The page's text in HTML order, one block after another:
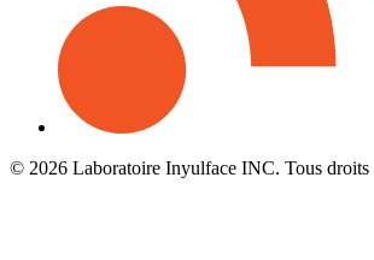
© 2026 Laboratoire Inyulface INC. Tous droits